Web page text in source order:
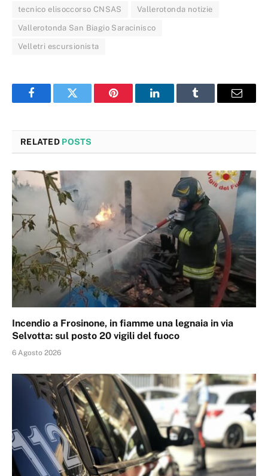
tecnico elisoccorso CNSAS Vallerotonda notizie
Vallerotonda San Biagio Saracinisco
Velletri escursionista
FacebookTwitter Pinterest LinkedInTumblr Email
RELATED POSTS
Incendio a Frosinone, in fiamme una legnaia in via
Selvotta: sul posto 20 vigili del fuoco
6 Agosto 2026